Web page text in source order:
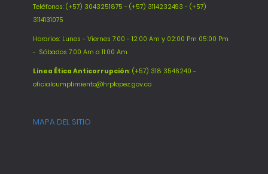
Teléfonos: (+57) 3043251875 - (+57) 3114232493 - (+57)
3114131075
Horarios: Lunes - Viernes 7:00 - 12:00 Am y 02:00 Pm 05:00 Pm
- Sábados 7:00 Am a 11:00 Am
Línea Ética Anticorrupción: (+57) 318 3546240 -
oficialcumplimiento@hrplopez.gov.co
MAPA DEL SITIO